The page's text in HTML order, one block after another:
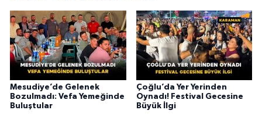
Mesudiye’de Gelenek
Bozulmadı: Vefa Yemeğinde
Buluştular
Çoğlu’da Yer Yerinden
Oynadı! Festival Gecesine
Büyük İlgi